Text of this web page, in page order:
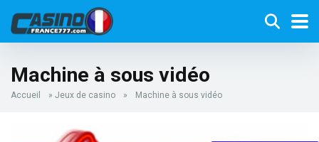
Machine à sous vidéo
Accueil » Jeux de casino » Machine à sous vidéo